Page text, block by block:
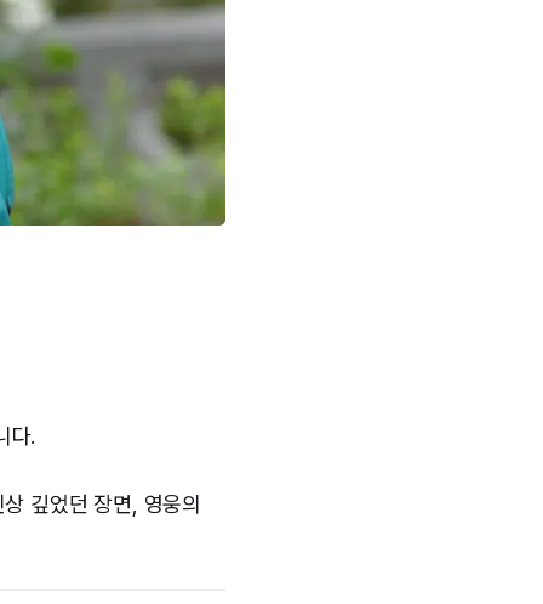
다.
깊었던 장면, 영웅의